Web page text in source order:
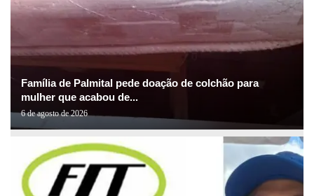
Família de Palmital pede doação de colchão para
mulher que acabou de...
6 de agosto de 2026